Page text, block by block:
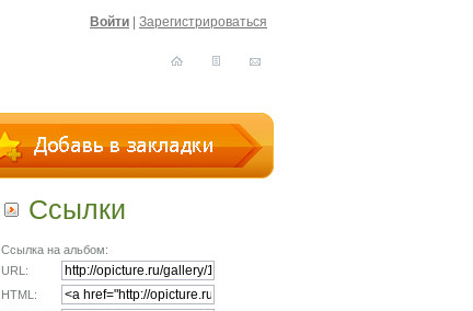
Войти Зарегистрироваться
Ссылки
Ссылка на альбом:
URL:
HTML: